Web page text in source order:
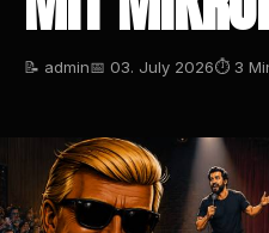
📝 admin📅 03. July 2026⏱ 3